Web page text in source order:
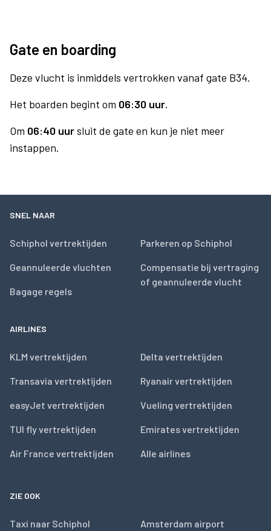
Gate en boarding
Deze vlucht is inmiddels vertrokken vanaf gate B34.
Het boarden begint om 06:30 uur.
Om 06:40 uursluit de gate en kun je niet meer
instappen.
SNEL NAAR
Schiphol vertrektijden
Geannuleerde vluchten
Bagage regels
Parkeren op Schiphol
Compensatie bij vertraging
of geannuleerde vlucht
AIRLINES
KLM vertrektijden
Transavia vertrektijden
easyJet vertrektijden
TUI fly vertrektijden
Air France vertrektijden
Delta vertrektijden
Ryanair vertrektijden
Vueling vertrektijden
Emirates vertrektijden
Alle airlines
ZIE OOK
Taxi naar Schiphol Amsterdam airport